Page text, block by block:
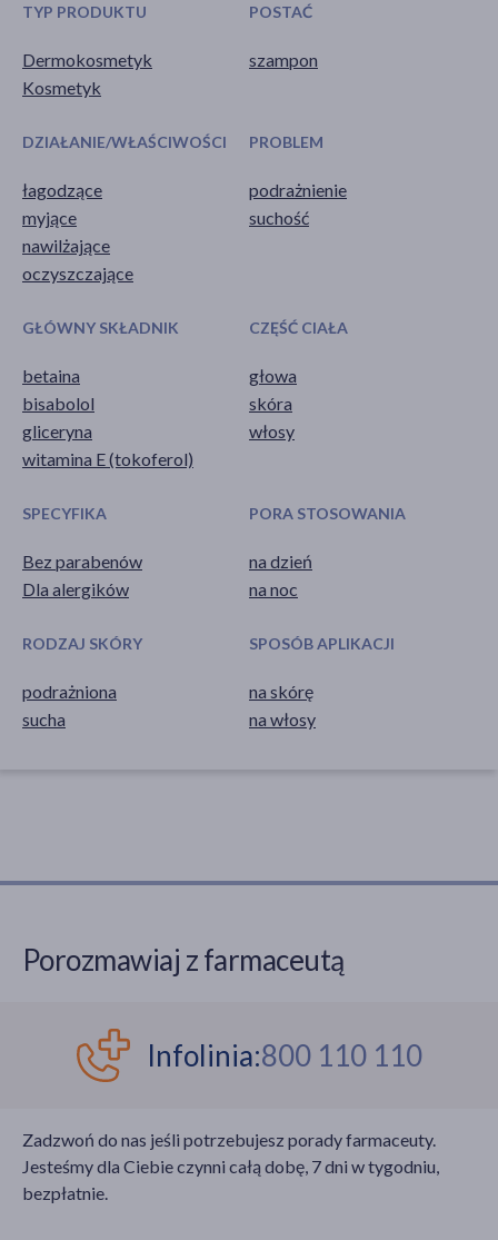
TYP PRODUKTU
Dermokosmetyk
Kosmetyk
POSTAĆ
szampon
DZIAŁANIE/WŁAŚCIWOŚCI
łagodzące
myjące
nawilżające
oczyszczające
PROBLEM
podrażnienie
suchość
GŁÓWNY SKŁADNIK
betaina
bisabolol
gliceryna
witamina E (tokoferol)
CZĘŚĆ CIAŁA
głowa
skóra
włosy
SPECYFIKA
Bez parabenów
Dla alergików
PORA STOSOWANIA
na dzień
na noc
RODZAJ SKÓRY
podrażniona
sucha
SPOSÓB APLIKACJI
na skórę
na włosy
Porozmawiaj z farmaceutą
Infolinia:800 110 110
Zadzwoń do nas jeśli potrzebujesz porady farmaceuty.
Jesteśmy dla Ciebie czynni całą dobę, 7 dni w tygodniu,
bezpłatnie.